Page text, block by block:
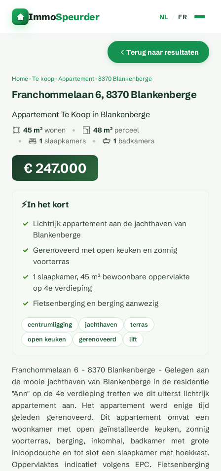
ImmoSpeurder NL FR
Terug naar resultaten
Home Te koop Appartement 8370 Blankenberge
Franchommelaan 6, 8370 Blankenberge
Appartement Te Koop in Blankenberge
45 m² wonen 48 m² perceel
1 slaapkamers 1 badkamers
€ 247.000
⚡In het kort
Lichtrijk appartement aan de jachthaven van
Blankenberge
Gerenoveerd met open keuken en zonnig
voorterras
1 slaapkamer, 45 m² bewoonbare oppervlakte
op 4e verdieping
Fietsenberging en berging aanwezig
centrumligging jachthaven
terras
open keuken
gerenoveerd lift
Franchommelaan 6 - 8370 Blankenberge - Gelegen aan
de mooie jachthaven van Blankenberge in de residentie
"Ann" op de 4e verdieping treffen we dit uiterst lichtrijk
appartement aan. Het appartement werd enige tijd
geleden gerenoveerd. Dit appartement omvat een
woonkamer met open geïnstalleerde keuken, zonnig
voorterras, berging, inkomhal, badkamer met grote
inloopdouche en tot slot een slaapkamer met hoekkast.
Oppervlaktes indicatief volgens EPC. Fietsenberging